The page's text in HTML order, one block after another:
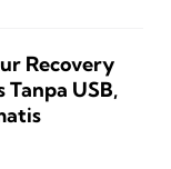
Recovery
USB,